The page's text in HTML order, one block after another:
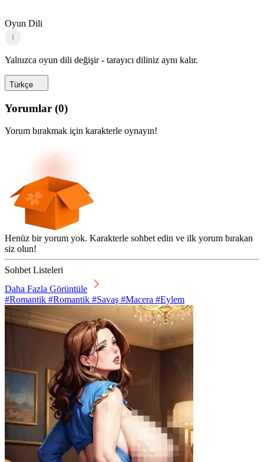
Oyun Dili
i
Yalnızca oyun dili değişir - tarayıcı diliniz aynı kalır.
Türkçe
Yorumlar (0)
Yorum bırakmak için karakterle oynayın!
Henüz bir yorum yok. Karakterle sohbet edin ve ilk yorum bırakan
siz olun!
Sohbet Listeleri
Daha Fazla Görüntüle
#Romantik #Romantik #Savaş #Macera #Eylem